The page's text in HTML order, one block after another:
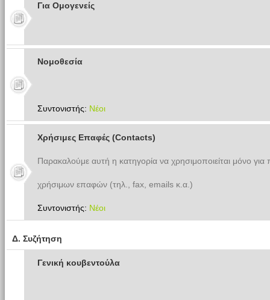
Για Ομογενείς
Νομοθεσία
Συντονιστής: Νέοι
Χρήσιμες Επαφές (Contacts)
Παρακαλούμε αυτή η κατηγορία να χρησιμοποιείται μόνο
χρήσιμων επαφών (τηλ., fax, emails κ.α.)
Συντονιστής: Νέοι
Δ. Συζήτηση
Γενική κουβεντούλα